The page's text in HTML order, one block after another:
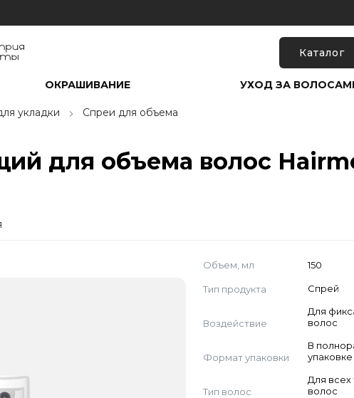
Каталог
ОКРАШИВАНИЕ УХОД ЗА
укладки Спреи для объема
для объема волос
Объем, мл 150
Тип продукта Спрей
Воздействие
Для
волос
Формат упаковки
В
упаковке
Тип волос
Для всех
волос